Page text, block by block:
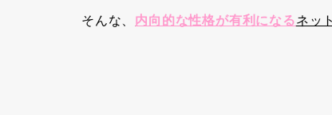
そんな、 内向的な性格が有利になるネッ